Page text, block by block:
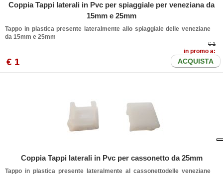
Coppia Tappi laterali in Pvc per spiaggiale per veneziana da
15mm e 25mm
Tappo in plastica presente lateralmente allo spiaggiale delle veneziane
da 15mm e 25mm
€ 1
in promo a:
€ 1 ACQUISTA
Coppia Tappi laterali in Pvc per cassonetto da 25mm
Tappo in plastica presente lateralmente al cassonettodelle veneziane